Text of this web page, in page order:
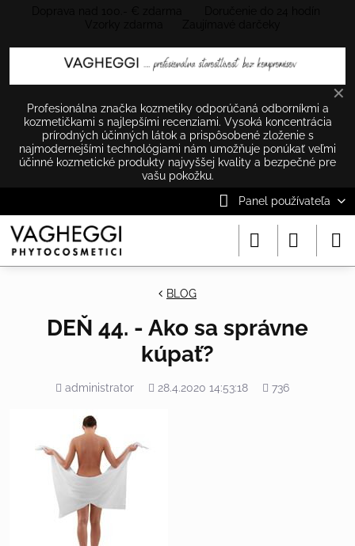
✕
Profesionálna značka kozmetiky odporúčaná odborníkmi a
kozmetičkami s najlepšími recenziami. Vysoká koncentrácia
prírodných účinných látok a prispôsobené zloženie s
najmodernejšími technológiami nám umožňuje ponúkať veľmi
účinné kozmetické produkty najvyššej kvality a bezpečné pre
vašu pokožku.
Panel používateľa
BLOG
DEŇ 44. - Ako sa správne
kúpať?
Pridal
administrator Pridané
28.4.2020 14:53:18
Počet
736